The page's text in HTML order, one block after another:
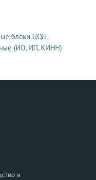
блоки ЦОД ·
(ИО, ИП, КИНН)
в